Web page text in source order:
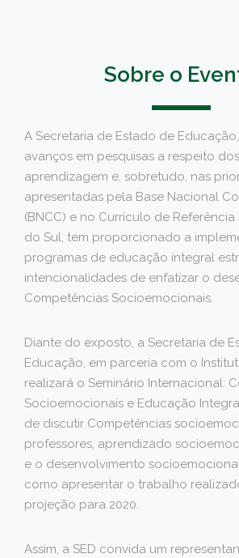
Sobre o
A Secretaria de Estado de
avanços em pesquisas a respeito
aprendizagem e, sobretudo, nas
apresentadas pela Base Nacional
(BNCC) e no Currículo de
do Sul, tem proporcionado a
programas de educação integral
intencionalidades de enfatizar o
Competências Socioemocionais.
Diante do exposto, a Secretaria de
Educação, em parceria com o
realizará o Seminário Internacional:
Socioemocionais e Educação
de discutir Competências
professores, aprendizado
e o desenvolvimento
como apresentar o trabalho
projeção para 2020.
Assim, a SED convida um